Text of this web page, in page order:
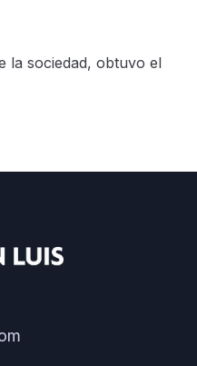
la sociedad, obtuvo el